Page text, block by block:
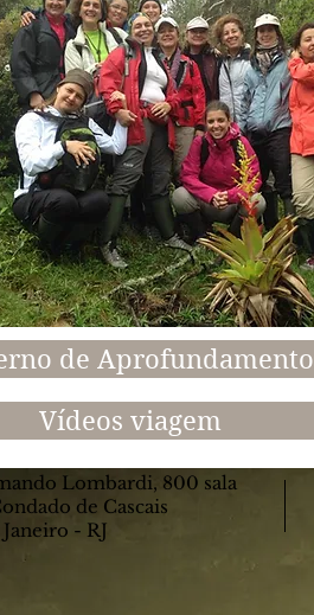
de Aprofundamento
Vídeos viagem
Lombardi, 800 sala
de Cascais
- RJ